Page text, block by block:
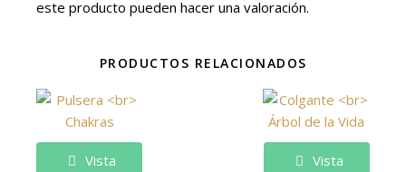
este producto pueden hacer una valoración.
PRODUCTOS RELACIONADOS
Vista
Vista